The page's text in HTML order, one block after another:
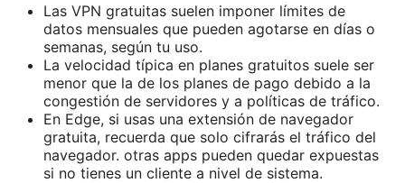
Las VPN gratuitas suelen imponer límites de
datos mensuales que pueden agotarse en días o
semanas, según tu uso.
La velocidad típica en planes gratuitos suele ser
menor que la de los planes de pago debido a la
congestión de servidores y a políticas de tráfico.
En Edge, si usas una extensión de navegador
gratuita, recuerda que solo cifrarás el tráfico del
navegador. otras apps pueden quedar expuestas
si no tienes un cliente a nivel de sistema.